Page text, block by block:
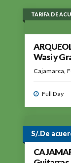
TARIFA DE
Wasi y
Cajamarca
Full Day
S/.De